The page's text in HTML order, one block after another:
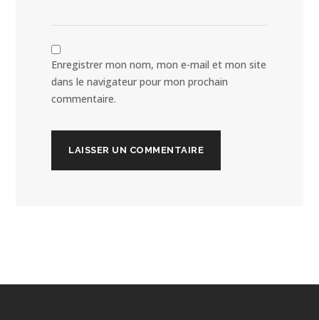
Enregistrer mon nom, mon e-mail et mon site
dans le navigateur pour mon prochain
commentaire.